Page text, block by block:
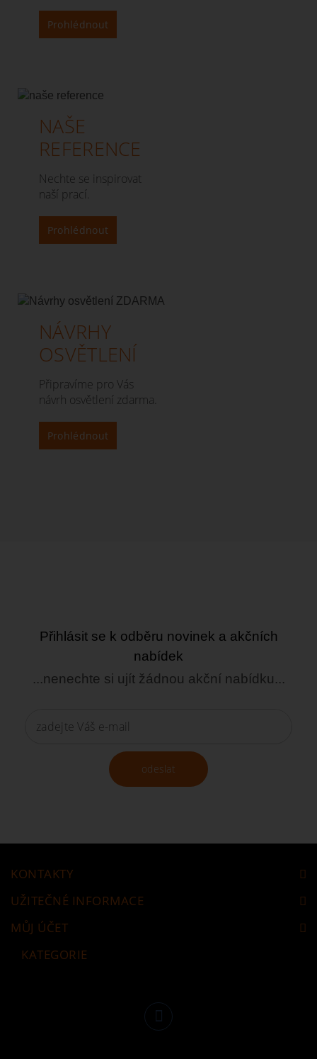
Prohlédnout
NAŠE
REFERENCE
Nechte se inspirovat
naší prací.
Prohlédnout
NÁVRHY
OSVĚTLENÍ
Připravíme pro Vás
návrh osvětlení zdarma.
Prohlédnout
Přihlásit se k odběru novinek a akčních
nabídek
...nenechte si ujít žádnou akční nabídku...
odeslat
KONTAKTY
UŽITEČNÉ INFORMACE
MŮJ ÚČET
KATEGORIE
Facebook